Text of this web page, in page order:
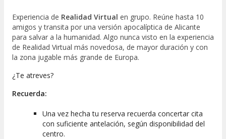
Experiencia de Realidad Virtual en grupo. Reúne hasta 10
amigos y transita por una versión apocalíptica de Alicante
para salvar a la humanidad. Algo nunca visto en la experiencia
de Realidad Virtual más novedosa, de mayor duración y con
la zona jugable más grande de Europa.
¿Te atreves?
Recuerda:
Una vez hecha tu reserva recuerda concertar cita
con suficiente antelación, según disponibilidad del
centro.